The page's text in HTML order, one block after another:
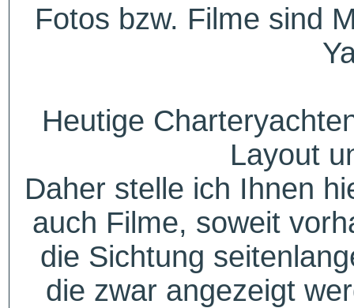
Fotos bzw. Filme sind
Heutige
Layout
Daher stelle ich Ihnen
auch Filme, soweit
die Sichtung
die zwar angezeigt